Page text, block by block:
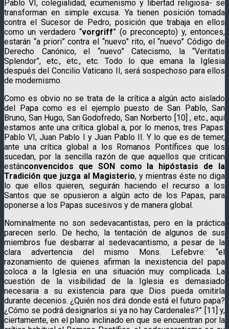
Pablo VI, colegialidad, ecumenismo y libertad religiosa- se
transforman en simple excusa. Ya tienen posición tomada
contra el Sucesor de Pedro, posición que trabaja en ellos
como un verdadero “vorgriff” (o preconcepto) y, entonces,
estarán “a priori” contra el “nuevo” rito, el “nuevo” Código de
Derecho Canónico, el “nuevo” Catecismo, la “Veritatis
Splendor”, etc., etc., etc. Todo lo que emana la Iglesia
después del Concilio Vaticano II, será sospechoso para ellos
de modernismo.
Como es obvio no se trata de la crítica a algún acto aislado
del Papa como es el ejemplo puesto de San Pablo, San
Bruno, San Hugo, San Godofredo, San Norberto [10] , etc., aquí
estamos ante una crítica global a, por lo menos, tres Papas:
Pablo VI, Juan Pablo I y Juan Pablo II. Y lo que es de temer,
ante una crítica global a los Romanos Pontífices que los
sucedan, por la sencilla razón de que aquellos que critican
estánconvencidos que SON como la hipóstasis de la
Tradición que juzga al Magisterio, y mientras éste no diga
lo que ellos quieren, seguirán haciendo el recurso a los
Santos que se opusieron a algún acto de los Papas, para
oponerse a los Papas sucesivos y de manera global.
Nominalmente no son sedevacantistas, pero en la práctica
parecen serlo. De hecho, la tentación de algunos de sus
miembros fue desbarrar al sedevacantismo, a pesar de la
clara advertencia del mismo Mons. Lefebvre: “el
razonamiento de quienes afirman la inexistencia del papa
coloca a la Iglesia en una situación muy complicada. La
cuestión de la visibilidad de la Iglesia es demasiado
necesaria a su existencia para que Dios pueda omitirla
durante decenios. ¿Quién nos dirá donde está el futuro papa?
¿Cómo se podrá designarlos si ya no hay Cardenales?” [11] y,
ciertamente, en el plano inclinado en que se encuentran por la